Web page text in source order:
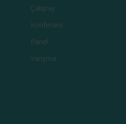
Çalıştay
Konferans
Panel
Yarışma